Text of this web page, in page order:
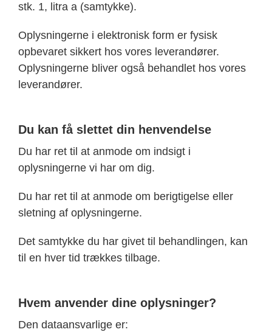
stk. 1, litra a (samtykke).
Oplysningerne i elektronisk form er fysisk
opbevaret sikkert hos vores leverandører.
Oplysningerne bliver også behandlet hos vores
leverandører.
Du kan få slettet din henvendelse
Du har ret til at anmode om indsigt i
oplysningerne vi har om dig.
Du har ret til at anmode om berigtigelse eller
sletning af oplysningerne.
Det samtykke du har givet til behandlingen, kan
til en hver tid trækkes tilbage.
Hvem anvender dine oplysninger?
Den dataansvarlige er: